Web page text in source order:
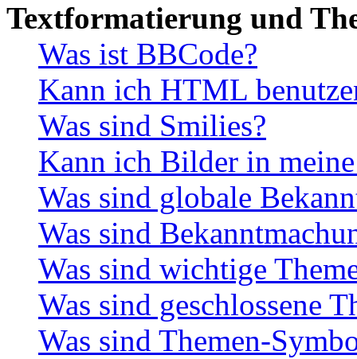
Textformatierung und
Was ist BBCode?
Kann ich HTML
Was sind Smilies?
Kann ich Bilder in
Was sind globale
Was sind
Was sind wichtige
Was sind geschlossene
Was sind Themen-